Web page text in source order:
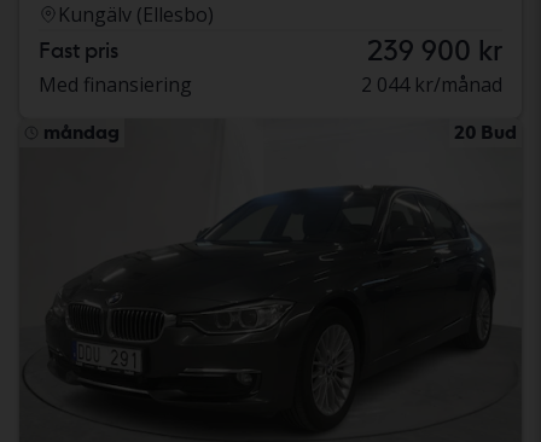
Kungälv (Ellesbo)
Fast pris 239 900 kr
Med finansiering 2 044 kr/månad
måndag 20 Bud